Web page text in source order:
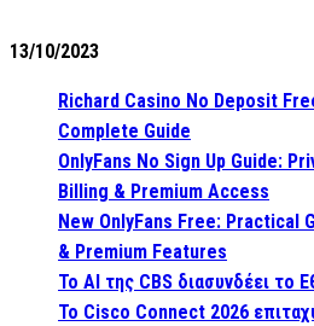
13/10/2023
Richard Casino No Deposit
Complete Guide
OnlyFans No Sign Up Guide:
Billing & Premium Access
New OnlyFans Free: Practical
& Premium Features
Το AI της CBS διασυνδέει το
Το Cisco Connect 2026